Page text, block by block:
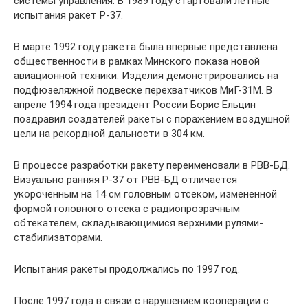
испытания ракет Р-37.
В марте 1992 году ракета была впервые представлена
общественности в рамках Минского показа новой
авиационной техники. Изделия демонстрировались на
подфюзеляжной подвеске перехватчиков МиГ-31М. В
апреле 1994 года президент России Борис Ельцин
поздравил создателей ракеты с поражением воздушной
цели на рекордной дальности в 304 км.
В процессе разработки ракету переименовали в РВВ-БД.
Визуально ранняя Р-37 от РВВ-БД отличается
укороченным на 14 см головным отсеком, измененной
формой головного отсека с радиопрозрачным
обтекателем, складывающимися верхними рулями-
стабилизаторами.
Испытания ракеты продолжались по 1997 год.
После 1997 года в связи с нарушением кооперации с